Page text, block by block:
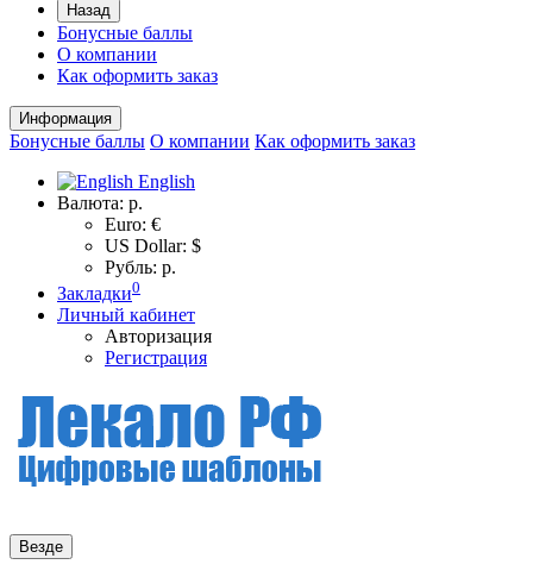
Назад
Бонусные баллы
О компании
Как оформить заказ
Информация
Бонусные баллы О компании Как оформить заказ
English
Валюта: р.
Euro: €
US Dollar: $
Рубль: р.
Закладки0
Личный кабинет
Авторизация
Регистрация
Везде